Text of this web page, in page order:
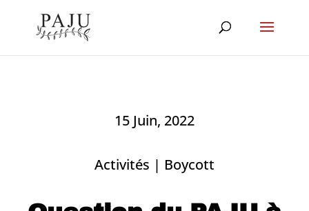
15 Juin, 2022
Activités | Boycott